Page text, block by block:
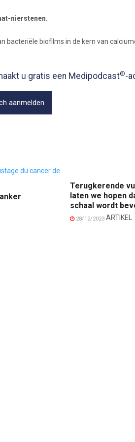
nierstenen.
bacteriële biofilms in de kern van
u gratis een Medipodcast®-
aanmelden
Terugkerende
laten we hopen
schaal wordt
28/12/2023ARTIKEL